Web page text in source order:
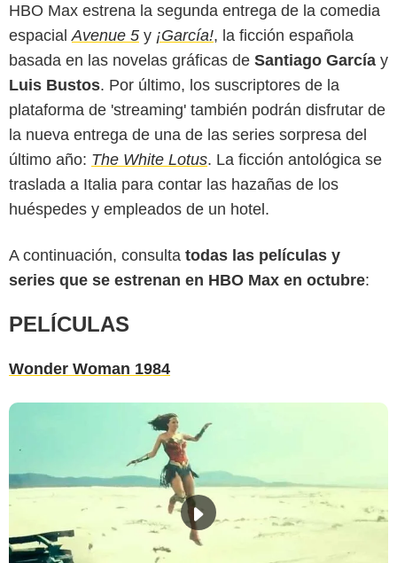
HBO Max estrena la segunda entrega de la comedia
espacial Avenue 5 y ¡García!, la ficción española
basada en las novelas gráficas de Santiago García y
Luis Bustos. Por último, los suscriptores de la
plataforma de 'streaming' también podrán disfrutar de
la nueva entrega de una de las series sorpresa del
último año: The White Lotus. La ficción antológica se
traslada a Italia para contar las hazañas de los
huéspedes y empleados de un hotel.
A continuación, consulta todas las películas y
series que se estrenan en HBO Max en octubre:
PELÍCULAS
Wonder Woman 1984